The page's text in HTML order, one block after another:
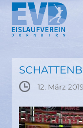
Springe
zum
Inhalt
12. März